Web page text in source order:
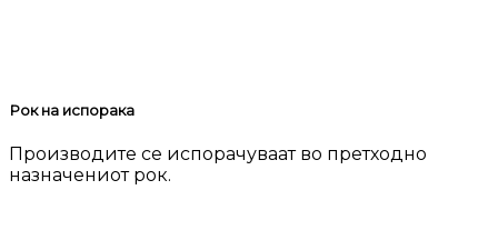
Рок на испорака
Производите се испорачуваат во претходно
назначениот рок.